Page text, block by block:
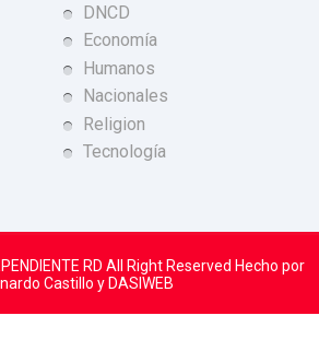
DNCD
Economía
Humanos
Nacionales
Religion
Tecnología
RD All Right Reserved Hecho por
Castillo y DASIWEB